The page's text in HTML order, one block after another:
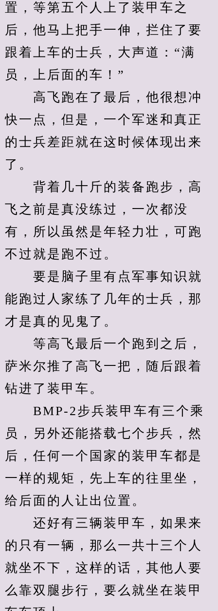
置，等第五个人上了装甲车之
后，他马上把手一伸，拦住了要
跟着上车的士兵，大声道：“满
员，上后面的车！”
高飞跑在了最后，他很想冲
快一点，但是，一个军迷和真正
的士兵差距就在这时候体现出来
了。
背着几十斤的装备跑步，高
飞之前是真没练过，一次都没
有，所以虽然是年轻力壮，可跑
不过就是跑不过。
要是脑子里有点军事知识就
能跑过人家练了几年的士兵，那
才是真的见鬼了。
等高飞最后一个跑到之后，
萨米尔推了高飞一把，随后跟着
钻进了装甲车。
BMP-2步兵装甲车有三个乘
员，另外还能搭载七个步兵，然
后，任何一个国家的装甲车都是
一样的规矩，先上车的往里坐，
给后面的人让出位置。
还好有三辆装甲车，如果来
的只有一辆，那么一共十三个人
就坐不下，这样的话，其他人要
么靠双腿步行，要么就坐在装甲